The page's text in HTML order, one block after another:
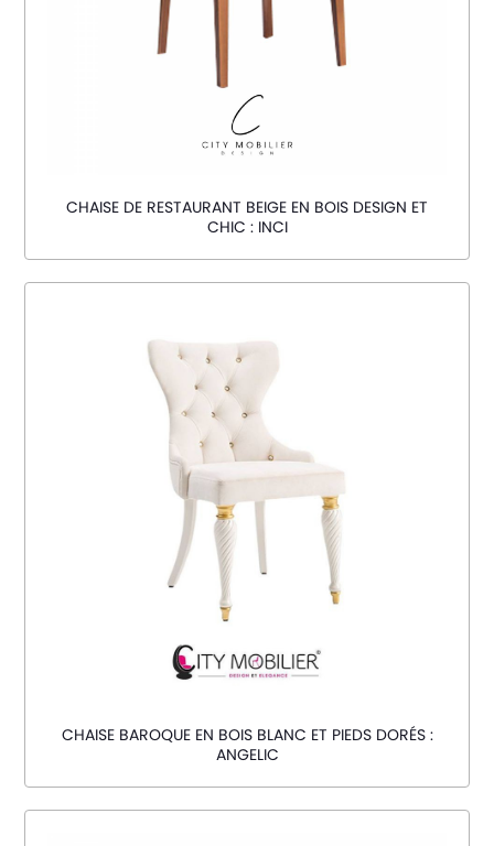
CHAISE DE RESTAURANT BEIGE EN BOIS DESIGN ET
CHIC : INCI
CHAISE BAROQUE EN BOIS BLANC ET PIEDS DORÉS :
ANGELIC